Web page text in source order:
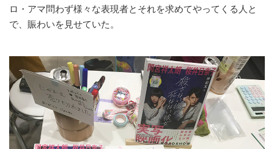
ロ・アマ問わず様々な表現者とそれを求めてやってくる人と
で、賑わいを見せていた。